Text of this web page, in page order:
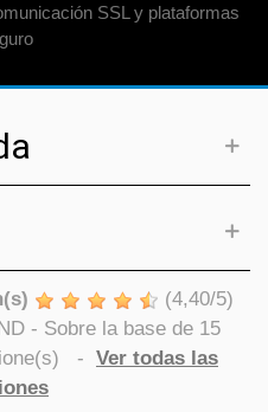
SSL y plataformas
(4,40/5)
- Sobre la base de 15
- Ver todas las